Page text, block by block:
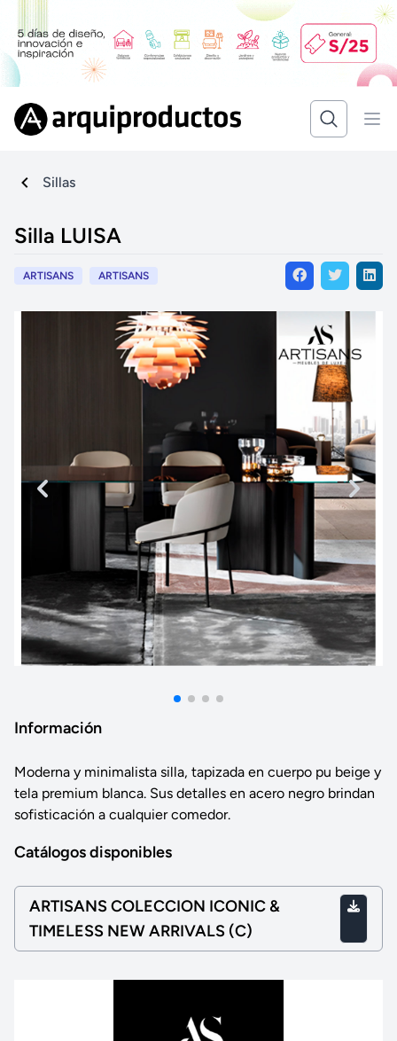
Sillas
Silla LUISA
ARTISANS ARTISANS
Información
Moderna y minimalista silla, tapizada en cuerpo pu beige y
tela premium blanca. Sus detalles en acero negro brindan
sofisticación a cualquier comedor.
Catálogos disponibles
ARTISANS COLECCION ICONIC &
TIMELESS NEW ARRIVALS (C)